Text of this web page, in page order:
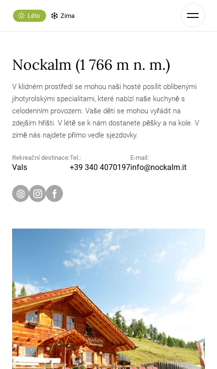
Léto Zima
Nockalm (1 766 m n. m.)
V klidném prostředí se mohou naši hosté posílit oblíbenými
jihotyrolskými specialitami, které nabízí naše kuchyně s
celodenním provozem. Vaše děti se mohou vyřádit na
zdejším hřišti. V létě se k nám dostanete pěšky a na kole. V
zimě nás najdete přímo vedle sjezdovky.
Rekreační destinace:
Vals
Tel.:
+39 340 4070197
E-mail:
info@nockalm.it